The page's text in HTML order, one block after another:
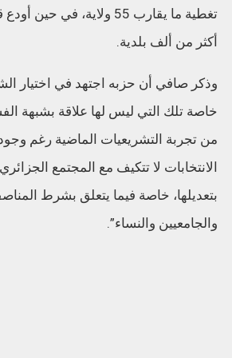
تغطية ما يقارب 55 ولاية، في
أكثر من ألف بلدية.
وذكر صافي أن حزبه اجتهد في اختيار
خاصة تلك التي ليس لها علاقة بشبهة
من تجربة التشريعيات الماضية رغم
الانتخابات لا تتكيف مع المجتمع
بتعديلها، خاصة فيما يتعلق بشرط
والجامعيين والنساء”.